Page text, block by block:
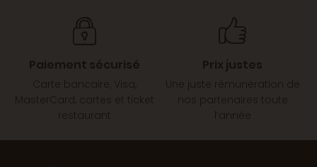
Paiement sécurisé
Carte bancaire, Visa,
MasterCard, cartes et ticket
restaurant
Prix justes
Une juste rémunération de
nos partenaires toute
l’année